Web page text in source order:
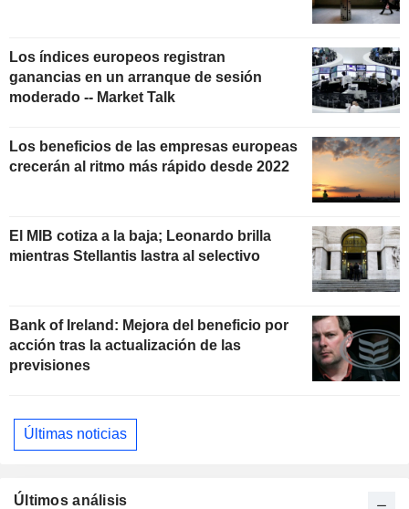
Los índices europeos registran
ganancias en un arranque de sesión
moderado -- Market Talk
Los beneficios de las empresas europeas
crecerán al ritmo más rápido desde 2022
El MIB cotiza a la baja; Leonardo brilla
mientras Stellantis lastra al selectivo
Bank of Ireland: Mejora del beneficio por
acción tras la actualización de las
previsiones
Últimas noticias
Últimos análisis